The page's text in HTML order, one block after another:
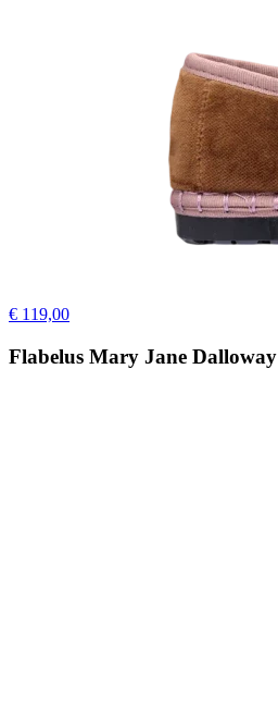
€ 119,00
Flabelus Mary Jane Dalloway